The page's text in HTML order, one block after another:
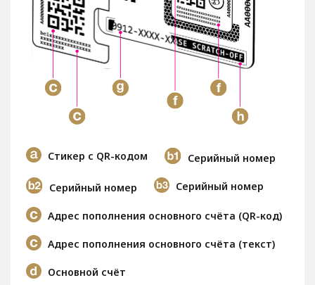
Стикер с QR-кодом Серийный номер
Серийный номер Серийный номер
Адрес пополнения основного счёта (QR-код)
Адрес пополнения основного счёта (текст)
Основной счёт